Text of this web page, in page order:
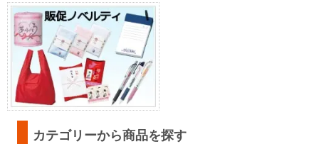
カテゴリーから商品を探す